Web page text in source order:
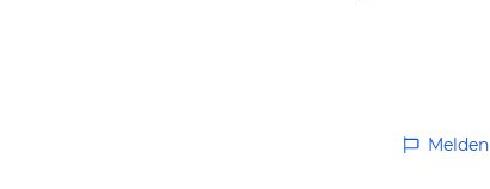
Melden